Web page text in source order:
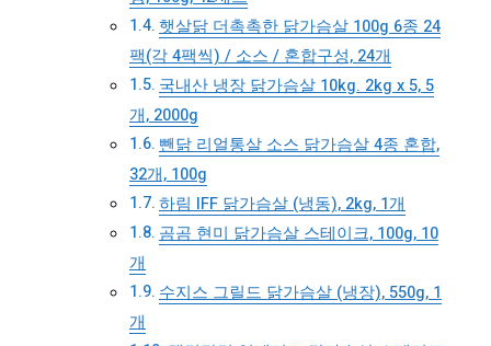
햇살닭 더촉촉한 닭가슴살 100g 6종 24
팩(각 4팩씩) / 소스 / 혼합구성, 24개
국내산 냉장 닭가슴살 10kg. 2kg x 5, 5
개, 2000g
뺀닭 리얼통살 소스 닭가슴살 4종 혼합,
32개, 100g
하림 IFF 닭가슴살 (냉동), 2kg, 1개
곰곰 현미 닭가슴살 스테이크, 100g, 10
개
수지스 그릴드 닭가슴살 (냉장), 550g, 1
개